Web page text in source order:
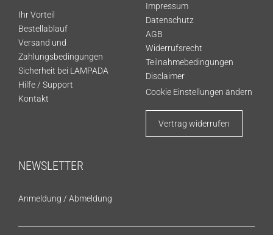
Ihr Vorteil
Bestellablauf
Versand und
Zahlungsbedingungen
Sicherheit bei LAMPADA
Hilfe / Support
Kontakt
Impressum
Datenschutz
AGB
Widerrufsrecht
Teilnahmebedingungen
Disclaimer
Cookie Einstellungen ändern
Vertrag widerrufen
NEWSLETTER
Anmeldung / Abmeldung